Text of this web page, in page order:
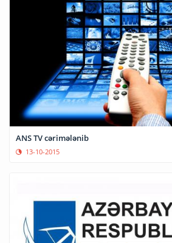
ANS TV cərimələnib
13-10-2015